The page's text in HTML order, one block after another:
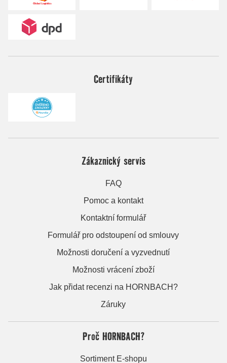
Certifikáty
Zákaznický servis
FAQ
Pomoc a kontakt
Kontaktní formulář
Formulář pro odstoupení od smlouvy
Možnosti doručení a vyzvednutí
Možnosti vrácení zboží
Jak přidat recenzi na HORNBACH?
Záruky
Proč HORNBACH?
Sortiment E-shopu